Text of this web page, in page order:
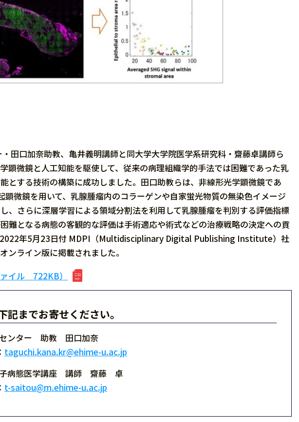
田口加奈助教、亀井義明講師と同大学大学院医学系研究科・齋藤卓講師ら
顕微鏡と人工知能を駆使して、従来の病理組織学的手法では困難であった乳
とする技術の構築に成功しました。田口助教らは、非線形光学顕微鏡であ
微鏡を用いて、乳腺腫瘤内のコラーゲンや自家蛍光物質の無染色イメージ
、さらに深層学習による領域分割法を利用して乳腺腫瘤を判別する評価指標
難となる病態の客観的な評価は手術適応や術式などの治療戦略の決定への貢
2022年5月23日付 MDPI（Multidisciplinary Digital Publishing Institute）社
ライン版に掲載されました。
イル 722KB）
までお寄せください。
ンター 助教 田口加奈
taguchi.kana.kr@ehime-u.ac.jp
子病態医学講座 講師 齋藤 卓
t-saitou@m.ehime-u.ac.jp